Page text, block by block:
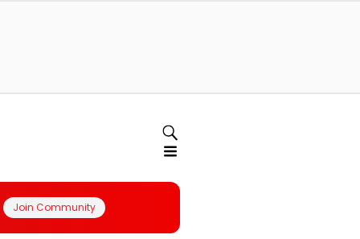
Join Community